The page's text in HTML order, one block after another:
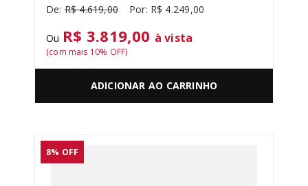
R$ 4.619,00 R$ 4.249,00
Ou R$ 3.819,00 à vista
(com mais 10% OFF)
ADICIONAR AO CARRINHO
8% OFF